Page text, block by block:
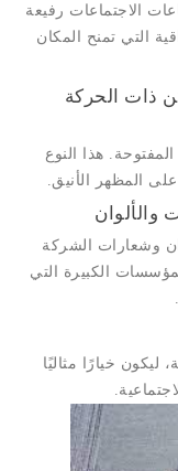
الاجتماعات رفيعة
التي تمنح المكان
ذات الحركة
هذا النوع
المظهر الأنيق.
وشعارات الشركة
الكبيرة التي
ليكون خيارًا مثاليًا